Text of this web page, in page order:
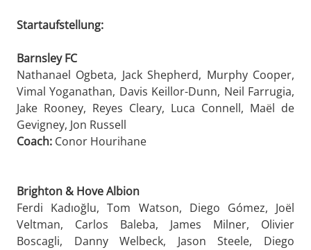
Startaufstellung:
Barnsley FC
Nathanael Ogbeta, Jack Shepherd, Murphy Cooper,
Vimal Yoganathan, Davis Keillor-Dunn, Neil Farrugia,
Jake Rooney, Reyes Cleary, Luca Connell, Maël de
Gevigney, Jon Russell
Coach: Conor Hourihane
Brighton & Hove Albion
Ferdi Kadıoğlu, Tom Watson, Diego Gómez, Joël
Veltman, Carlos Baleba, James Milner, Olivier
Boscagli, Danny Welbeck, Jason Steele, Diego